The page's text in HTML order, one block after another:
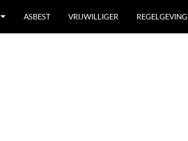
ASBEST VRIJWILLIGER REGELGEVING